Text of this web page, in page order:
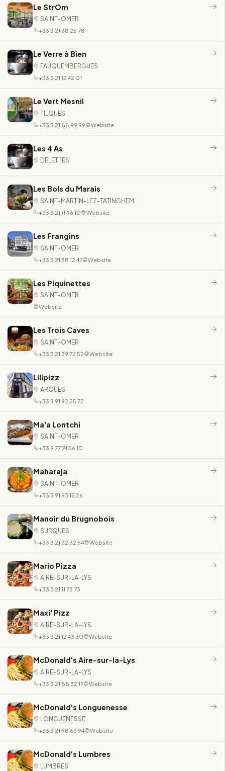
Le StrOm
SAINT-OMER
+33 3 21 38 25 78
Le Verre à Bien
FAUQUEMBERGUES
+33 3 21 12 42 01
Le Vert Mesnil
TILQUES
+33 3 21 88 99 99 Website
Les 4 As
DELETTES
Les Bols du Marais
SAINT-MARTIN-LEZ-TATINGHEM
+33 3 21 11 96 10 Website
Les Frangins
SAINT-OMER
+33 3 21 38 12 47 Website
Les Piquinettes
SAINT-OMER
Website
Les Trois Caves
SAINT-OMER
+33 3 21 39 72 52 Website
Lilipizz
ARQUES
+33 3 91 92 55 72
Ma'a Lontchi
SAINT-OMER
+33 9 77 74 56 10
Maharaja
SAINT-OMER
+33 3 91 93 15 26
Manoir du Brugnobois
SURQUES
+33 3 21 32 32 54 Website
Mario Pizza
AIRE-SUR-LA-LYS
+33 3 21 11 73 73
Maxi' Pizz
AIRE-SUR-LA-LYS
+33 3 21 12 43 30 Website
McDonald's Aire-sur-la-Lys
AIRE-SUR-LA-LYS
+33 3 21 88 32 17 Website
McDonald's Longuenesse
LONGUENESSE
+33 3 21 98 63 94 Website
McDonald's Lumbres
LUMBRES